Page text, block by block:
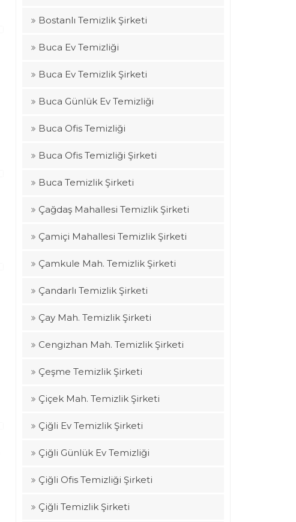
Bostanlı Temizlik Şirketi
Buca Ev Temizliği
Buca Ev Temizlik Şirketi
Buca Günlük Ev Temizliği
Buca Ofis Temizliği
Buca Ofis Temizliği Şirketi
Buca Temizlik Şirketi
Çağdaş Mahallesi Temizlik Şirketi
Çamiçi Mahallesi Temizlik Şirketi
Çamkule Mah. Temizlik Şirketi
Çandarlı Temizlik Şirketi
Çay Mah. Temizlik Şirketi
Cengizhan Mah. Temizlik Şirketi
Çeşme Temizlik Şirketi
Çiçek Mah. Temizlik Şirketi
Çiğli Ev Temizlik Şirketi
Çiğli Günlük Ev Temizliği
Çiğli Ofis Temizliği Şirketi
Çiğli Temizlik Şirketi